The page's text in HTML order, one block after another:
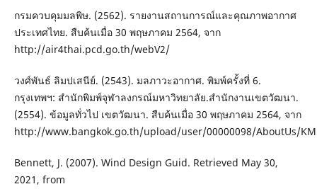
กรมควบคุมมลพิษ. (2562). รายงานสถานการณ์และคุณภาพอากาศ
ประเทศไทย. สืบค้นเมื่อ 30 พฤษภาคม 2564, จาก
http://air4thai.pcd.go.th/webV2/
วงศ์พันธ์ ลิมปเสนีย์. (2543). มลภาวะอากาศ. พิมพ์ครั้งที่ 6.
กรุงเทพฯ: สํานักพิมพ์จุฬาลงกรณ์มหาวิทยาลัย.สํานักงานเขตวัฒนา.
(2554). ข้อมูลทั่วไป เขตวัฒนา. สืบค้นเมื่อ 30 พฤษภาคม 2564, จาก
http://www.bangkok.go.th/upload/user/00000098/AboutUs/
Bennett, J. (2007). Wind Design Guid. Retrieved May 30,
2021, from